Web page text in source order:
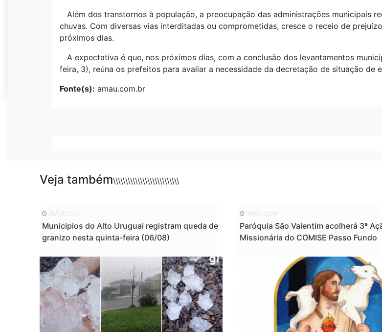
Além dos transtornos à população, a preocupação das administrações municipais
chuvas. Com diversas vias interditadas ou comprometidas, cresce o receio de
próximos dias.
A expectativa é que, nos próximos dias, com a conclusão dos levantamentos
feira, 3), reúna os prefeitos para avaliar a necessidade da decretação de situação de
Fonte(s): amau.com.br
Veja também\\\\\\\\\\\\\\\\\\\\\\\\\\\
06/08/2026
Municipios do Alto Uruguai registram queda de
granizo nesta quinta-feira (06/08)
06/08/2026
Paróquia São Valentim acolherá 3ª
Missionária do COMISE Passo Fundo